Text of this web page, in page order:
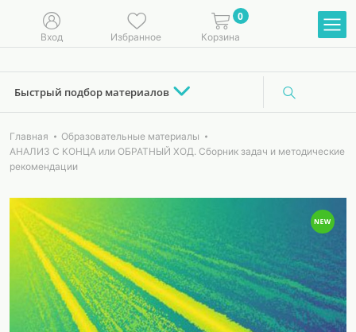
Вход Избранное
0
Корзина
Быстрый подбор материалов
Главная
Образовательные материалы
АНАЛИЗ C КОНЦА или ОБРАТНЫЙ ХОД. Сборник задач и методические
рекомендации